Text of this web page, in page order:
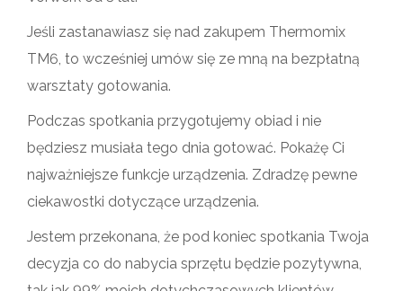
Jeśli zastanawiasz się nad zakupem Thermomix
TM6, to wcześniej umów się ze mną na bezpłatną
warsztaty gotowania.
Podczas spotkania przygotujemy obiad i nie
będziesz musiała tego dnia gotować. Pokażę Ci
najważniejsze funkcje urządzenia. Zdradzę pewne
ciekawostki dotyczące urządzenia.
Jestem przekonana, że pod koniec spotkania Twoja
decyzja co do nabycia sprzętu będzie pozytywna,